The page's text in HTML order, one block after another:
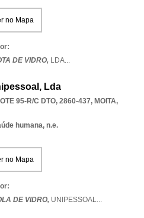
no Mapa
DE VIDRO, LDA...
Lda
95-R/C DTO, 2860-437, MOITA,
humana, n.e.
no Mapa
DE VIDRO, UNIPESSOAL...